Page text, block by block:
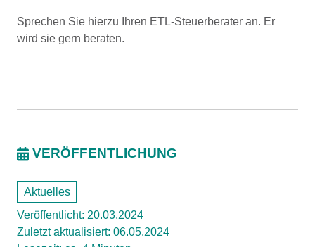
Sprechen Sie hierzu Ihren ETL-Steuerberater an. Er
wird sie gern beraten.
VERÖFFENTLICHUNG
Aktuelles
Veröffentlicht: 20.03.2024
Zuletzt aktualisiert: 06.05.2024